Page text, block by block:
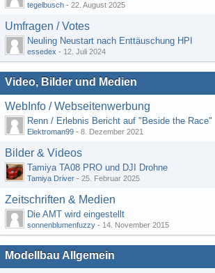
tegelbusch - 22. August 2025
Umfragen / Votes
Neuling Neustart nach Enttäuschung HPI
essedex - 12. Juli 2024
Video, Bilder und Medien
WebInfo / Webseitenwerbung
Renn / Erlebnis Bericht auf "Beside the Race"
Elektroman99 - 8. Dezember 2021
Bilder & Videos
Tamiya TA08 PRO und DJI Drohne
Tamiya Driver - 25. Februar 2025
Zeitschriften & Medien
Die AMT wird eingestellt
sonnenblumenfuzzy - 14. November 2015
Modellbau Allgemein